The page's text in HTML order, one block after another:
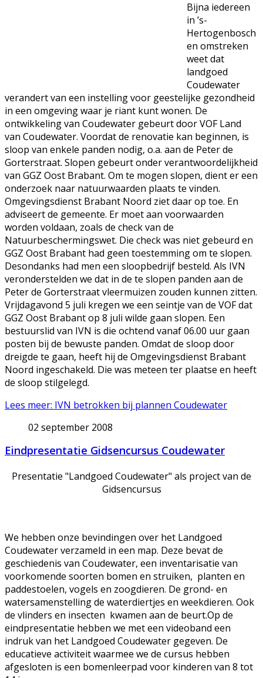
Bijna iedereen
in ’s-
Hertogenbosch
en omstreken
weet dat
landgoed
Coudewater
verandert van een instelling voor geestelijke gezondheid
in een omgeving waar je riant kunt wonen. De
ontwikkeling van Coudewater gebeurt door VOF Land
van Coudewater. Voordat de renovatie kan beginnen, is
sloop van enkele panden nodig, o.a. aan de Peter de
Gorterstraat. Slopen gebeurt onder verantwoordelijkheid
van GGZ Oost Brabant. Om te mogen slopen, dient er een
onderzoek naar natuurwaarden plaats te vinden.
Omgevingsdienst Brabant Noord ziet daar op toe. En
adviseert de gemeente. Er moet aan voorwaarden
worden voldaan, zoals de check van de
Natuurbeschermingswet. Die check was niet gebeurd en
GGZ Oost Brabant had geen toestemming om te slopen.
Desondanks had men een sloopbedrijf besteld. Als IVN
veronderstelden we dat in de te slopen panden aan de
Peter de Gorterstraat vleermuizen zouden kunnen zitten.
Vrijdagavond 5 juli kregen we een seintje van de VOF dat
GGZ Oost Brabant op 8 juli wilde gaan slopen. Een
bestuurslid van IVN is die ochtend vanaf 06.00 uur gaan
posten bij de bewuste panden. Omdat de sloop door
dreigde te gaan, heeft hij de Omgevingsdienst Brabant
Noord ingeschakeld. Die was meteen ter plaatse en heeft
de sloop stilgelegd.
Lees meer: IVN betrokken bij plannen Coudewater
02 september 2008
Eindpresentatie Gidsencursus Coudewater
Presentatie "Landgoed Coudewater" als project van de
Gidsencursus
We hebben onze bevindingen over het Landgoed
Coudewater verzameld in een map. Deze bevat de
geschiedenis van Coudewater, een inventarisatie van
voorkomende soorten bomen en struiken, planten en
paddestoelen, vogels en zoogdieren. De grond- en
watersamenstelling de waterdiertjes en weekdieren. Ook
de vlinders en insecten kwamen aan de beurt.Op de
eindpresentatie hebben we met een videoband een
indruk van het Landgoed Coudewater gegeven. De
educatieve activiteit waarmee we de cursus hebben
afgesloten is een bomenleerpad voor kinderen van 8 tot